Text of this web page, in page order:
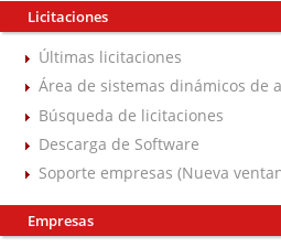
Licitaciones
Últimas licitaciones
Área de sistemas dinámicos de
Búsqueda de licitaciones
Descarga de Software
Soporte empresas (Nueva
Empresas